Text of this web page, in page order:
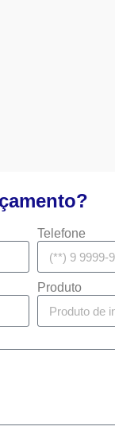
Telefone
Produto